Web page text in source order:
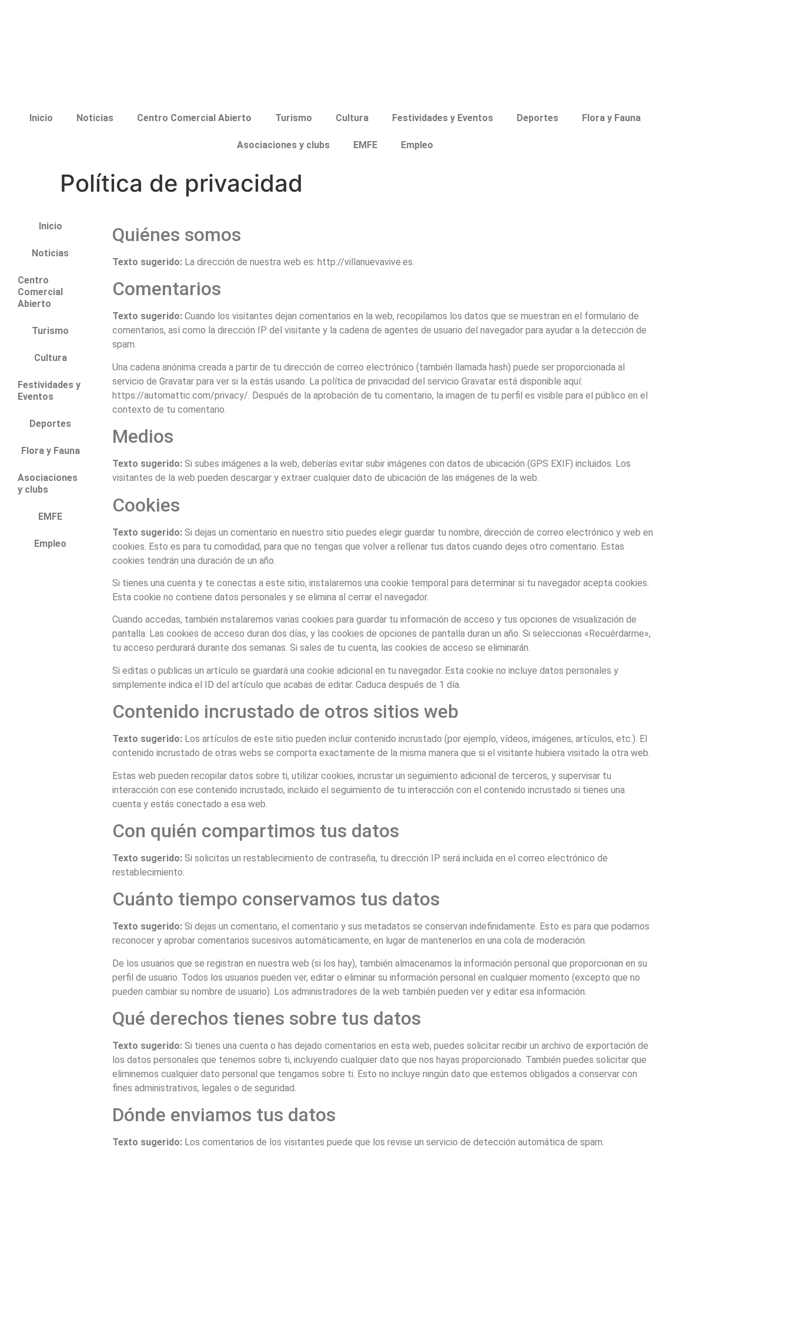
Inicio Noticias Centro Comercial Abierto Turismo Cultura Festividades y Eventos Deportes Flora y Fauna
Asociaciones y clubs EMFE Empleo
Política de privacidad
Inicio
Noticias
Centro
Comercial
Abierto
Turismo
Cultura
Festividades y
Eventos
Deportes
Flora y Fauna
Asociaciones
y clubs
EMFE
Empleo
Quiénes somos
Texto sugerido: La dirección de nuestra web es: http://villanuevavive.es.
Comentarios
Texto sugerido:Cuando los visitantes dejan comentarios en la web, recopilamos los datos que se muestran en el formulario de
comentarios, así como la dirección IP del visitante y la cadena de agentes de usuario del navegador para ayudar a la detección de
spam.
Una cadena anónima creada a partir de tu dirección de correo electrónico (también llamada hash) puede ser proporcionada al
servicio de Gravatar para ver si la estás usando. La política de privacidad del servicio Gravatar está disponible aquí:
https://automattic.com/privacy/. Después de la aprobación de tu comentario, la imagen de tu perfil es visible para el público en el
contexto de tu comentario.
Medios
Texto sugerido:Si subes imágenes a la web, deberías evitar subir imágenes con datos de ubicación (GPS EXIF) incluidos. Los
visitantes de la web pueden descargar y extraer cualquier dato de ubicación de las imágenes de la web.
Cookies
Texto sugerido:Si dejas un comentario en nuestro sitio puedes elegir guardar tu nombre, dirección de correo electrónico y web en
cookies. Esto es para tu comodidad, para que no tengas que volver a rellenar tus datos cuando dejes otro comentario. Estas
cookies tendrán una duración de un año.
Si tienes una cuenta y te conectas a este sitio, instalaremos una cookie temporal para determinar si tu navegador acepta cookies.
Esta cookie no contiene datos personales y se elimina al cerrar el navegador.
Cuando accedas, también instalaremos varias cookies para guardar tu información de acceso y tus opciones de visualización de
pantalla. Las cookies de acceso duran dos días, y las cookies de opciones de pantalla duran un año. Si seleccionas «Recuérdarme»,
tu acceso perdurará durante dos semanas. Si sales de tu cuenta, las cookies de acceso se eliminarán.
Si editas o publicas un artículo se guardará una cookie adicional en tu navegador. Esta cookie no incluye datos personales y
simplemente indica el ID del artículo que acabas de editar. Caduca después de 1 día.
Contenido incrustado de otros sitios web
Texto sugerido: Los artículos de este sitio pueden incluir contenido incrustado (por ejemplo, vídeos, imágenes, artículos, etc.). El
contenido incrustado de otras webs se comporta exactamente de la misma manera que si el visitante hubiera visitado la otra web.
Estas web pueden recopilar datos sobre ti, utilizar cookies, incrustar un seguimiento adicional de terceros, y supervisar tu
interacción con ese contenido incrustado, incluido el seguimiento de tu interacción con el contenido incrustado si tienes una
cuenta y estás conectado a esa web.
Con quién compartimos tus datos
Texto sugerido:Si solicitas un restablecimiento de contraseña, tu dirección IP será incluida en el correo electrónico de
restablecimiento.
Cuánto tiempo conservamos tus datos
Texto sugerido:Si dejas un comentario, el comentario y sus metadatos se conservan indefinidamente. Esto es para que podamos
reconocer y aprobar comentarios sucesivos automáticamente, en lugar de mantenerlos en una cola de moderación.
De los usuarios que se registran en nuestra web (si los hay), también almacenamos la información personal que proporcionan en su
perfil de usuario. Todos los usuarios pueden ver, editar o eliminar su información personal en cualquier momento (excepto que no
pueden cambiar su nombre de usuario). Los administradores de la web también pueden ver y editar esa información.
Qué derechos tienes sobre tus datos
Texto sugerido:Si tienes una cuenta o has dejado comentarios en esta web, puedes solicitar recibir un archivo de exportación de
los datos personales que tenemos sobre ti, incluyendo cualquier dato que nos hayas proporcionado. También puedes solicitar que
eliminemos cualquier dato personal que tengamos sobre ti. Esto no incluye ningún dato que estemos obligados a conservar con
fines administrativos, legales o de seguridad.
Dónde enviamos tus datos
Texto sugerido: Los comentarios de los visitantes puede que los revise un servicio de detección automática de spam.